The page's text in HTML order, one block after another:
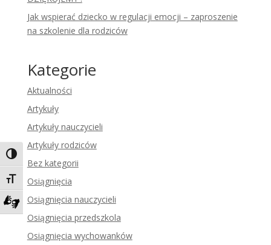
Toggle High Contrast
Toggle Font size
Zadzwoń do tłumacza języka migowego
Jak wspierać dziecko w regulacji emocji – zaproszenie
na szkolenie dla rodziców
Kategorie
Aktualności
Artykuły
Artykuły nauczycieli
Artykuły rodziców
Bez kategorii
Osiągnięcia
Osiągnięcia nauczycieli
Osiągnięcia przedszkola
Osiągnięcia wychowanków